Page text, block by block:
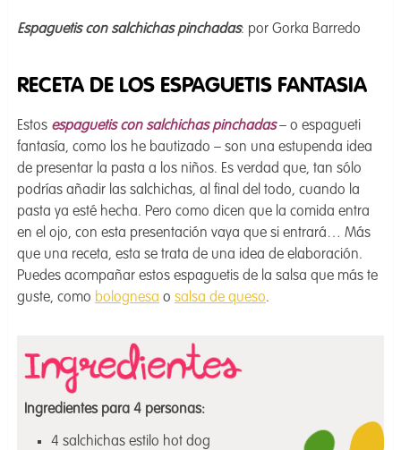
Espaguetis con salchichas pinchadas: por Gorka Barredo
RECETA DE LOS ESPAGUETIS FANTASIA
Estos espaguetis con salchichas pinchadas– o espagueti
fantasía, como los he bautizado – son una estupenda idea
de presentar la pasta a los niños. Es verdad que, tan sólo
podrías añadir las salchichas, al final del todo, cuando la
pasta ya esté hecha. Pero como dicen que la comida entra
en el ojo, con esta presentación vaya que si entrará… Más
que una receta, esta se trata de una idea de elaboración.
Puedes acompañar estos espaguetis de la salsa que más te
guste, como bolognesa o salsa de queso.
Ingredientes para 4 personas:
4 salchichas estilo hot dog